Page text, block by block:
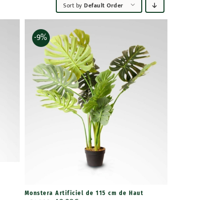
Sort byDefault Order
-9%
Monstera Artificiel de 115 cm de Haut